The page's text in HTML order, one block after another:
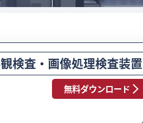
検査・画像処理検査装置
無料ダウンロード